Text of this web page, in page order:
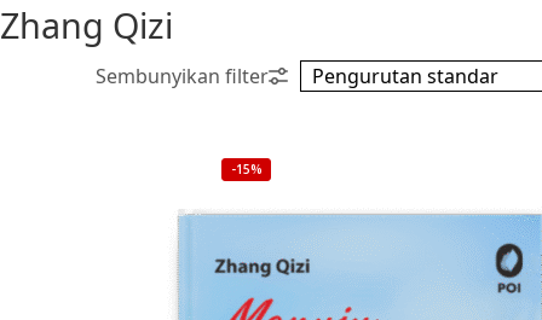
Zhang Qizi
-15%